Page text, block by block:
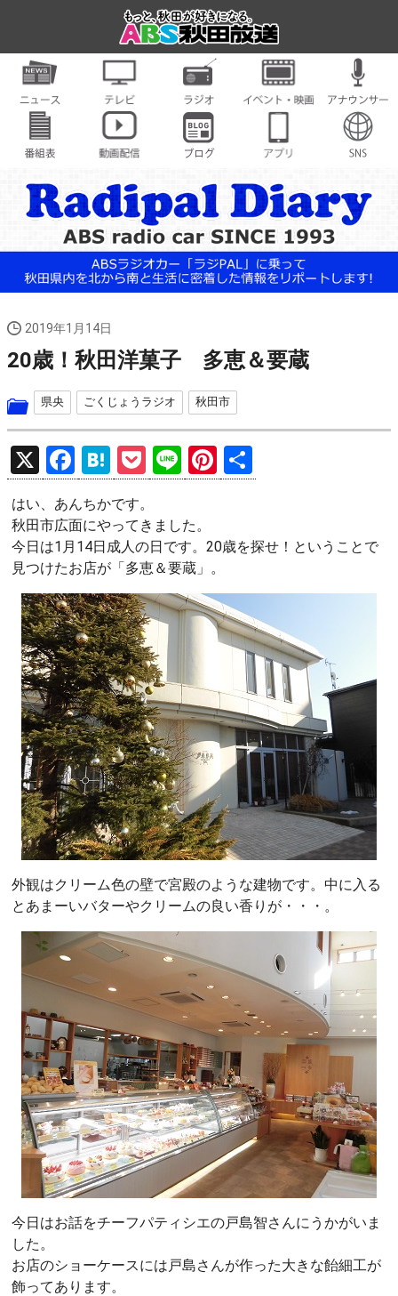
2019年1月14日
20歳！秋田洋菓子 多恵＆要蔵
県央 ごくじょうラジオ 秋田市
X
F
a
ce
b
o
o
k
H
at
e
n
a
P
o
ck
et
Li
n
e
Pi
nt
es
有
はい、あんちかです。
秋田市広面にやってきました。
今日は1月14日成人の日です。20歳を探せ！ということで
見つけたお店が「多恵＆要蔵」。
外観はクリーム色の壁で宮殿のような建物です。中に入る
とあまーいバターやクリームの良い香りが・・・。
今日はお話をチーフパティシエの戸島智さんにうかがいま
した。
お店のショーケースには戸島さんが作った大きな飴細工が
飾ってあります。